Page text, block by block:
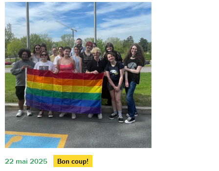
22 mai 2025 Bon coup!